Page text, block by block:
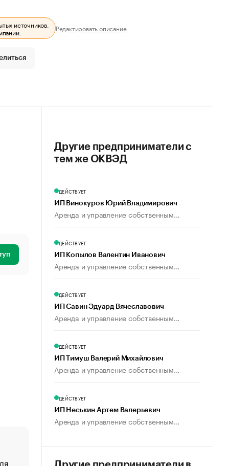
источников.
Редактировать описание
«От спорта тело стареет иначе». Как живет глава
Другие предприниматели с
тем же ОКВЭД
ДЕЙСТВУЕТ
ИП Винокуров Юрий Владимирович
Аренда и управление собственным...
ДЕЙСТВУЕТ
ИП Копылов Валентин Иванович
Аренда и управление собственным...
ДЕЙСТВУЕТ
ИП Савин Эдуард Вячеславович
Аренда и управление собственным...
ДЕЙСТВУЕТ
ИП Тимуш Валерий Михайлович
Аренда и управление собственным...
ДЕЙСТВУЕТ
ИП Неськин Артем Валерьевич
Аренда и управление собственным...